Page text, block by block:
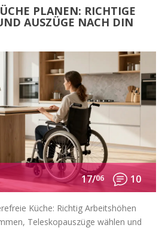
PLANEN: RICHTIGE
AUSZÜGE NACH DIN
17/06 10
Küche: Richtig Arbeitshöhen
Teleskopauszüge wählen und